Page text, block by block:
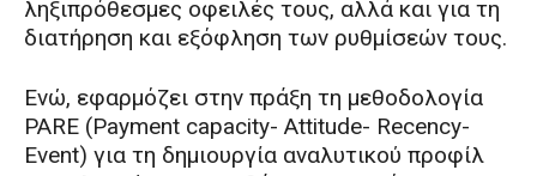
ληξιπρόθεσμες οφειλές τους, αλλά και για τη
διατήρηση και εξόφληση των ρυθμίσεών τους.
Ενώ, εφαρμόζει στην πράξη τη μεθοδολογία
PARE (Payment capacity- Attitude- Recency-
Event) για τη δημιουργία αναλυτικού προφίλ